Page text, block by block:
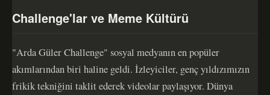
Challenge'lar ve Meme Kültürü
"Arda Güler Challenge" sosyal medyanın en popüler
akımlarından biri haline geldi. İzleyiciler, genç yıldızımızın
frikik tekniğini taklit ederek videolar paylaşıyor. Dünya